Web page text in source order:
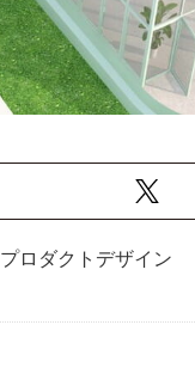
プロダクトデザイン